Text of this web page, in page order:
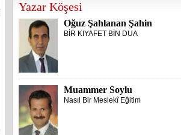
Yazar Köşesi
Oğuz Şahlanan Şahin
BİR KIYAFET BİN DUA
Muammer Soylu
Nasıl Bir Meslekî Eğitim